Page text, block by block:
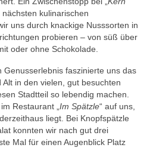
kulinarischen
uns durch knackige Nusssorten in
probieren – von süß über
oder ohne Schokolade.
Genusserlebnis faszinierte uns das
in den vielen, gut besuchten
Stadtteil so lebendig machen.
Restaurant „Im Spätzle“ auf uns,
liegt. Bei Knopfspätzle
konnten wir nach gut drei
Mal für einen Augenblick Platz